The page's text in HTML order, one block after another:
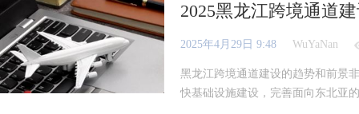
2025黑龙江跨境通道
2025年4月29日 9:48 WuYaNan
黑龙江跨境通道建设的趋势和前景
快基础设施建设，完善面向东北亚